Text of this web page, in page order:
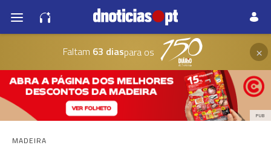
Faltam 63 diaspara os ×
PUB
MADEIRA